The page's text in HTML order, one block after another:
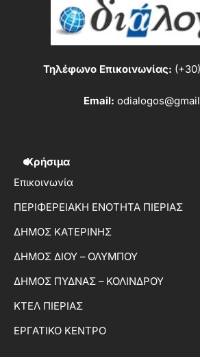
Τηλέφωνο Επικοινωνίας:
Email:
Χρήσιμα
Επικοινωνία
ΠΕΡΙΦΕΡΕΙΑΚΗ ΕΝΟΤΗΤΑ ΠΙΕΡΙΑΣ
ΔΗΜΟΣ ΚΑΤΕΡΙΝΗΣ
ΔΗΜΟΣ ΔΙΟΥ – ΟΛΥΜΠΟΥ
ΔΗΜΟΣ ΠΥΔΝΑΣ – ΚΟΛΙΝΔΡΟΥ
ΚΤΕΛ ΠΙΕΡΙΑΣ
ΕΡΓΑΤΙΚΟ ΚΕΝΤΡΟ